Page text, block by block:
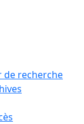
de recherche